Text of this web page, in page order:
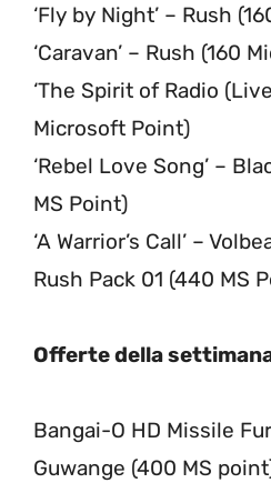
‘Fly by Night’ – Rush
‘Caravan’ – Rush (160
‘The Spirit of Radio
Microsoft Point)
‘Rebel Love Song’ –
MS Point)
‘A Warrior’s Call’ –
Rush Pack 01 (440 MS
Offerte della
Bangai-O HD Missile
Guwange (400 MS